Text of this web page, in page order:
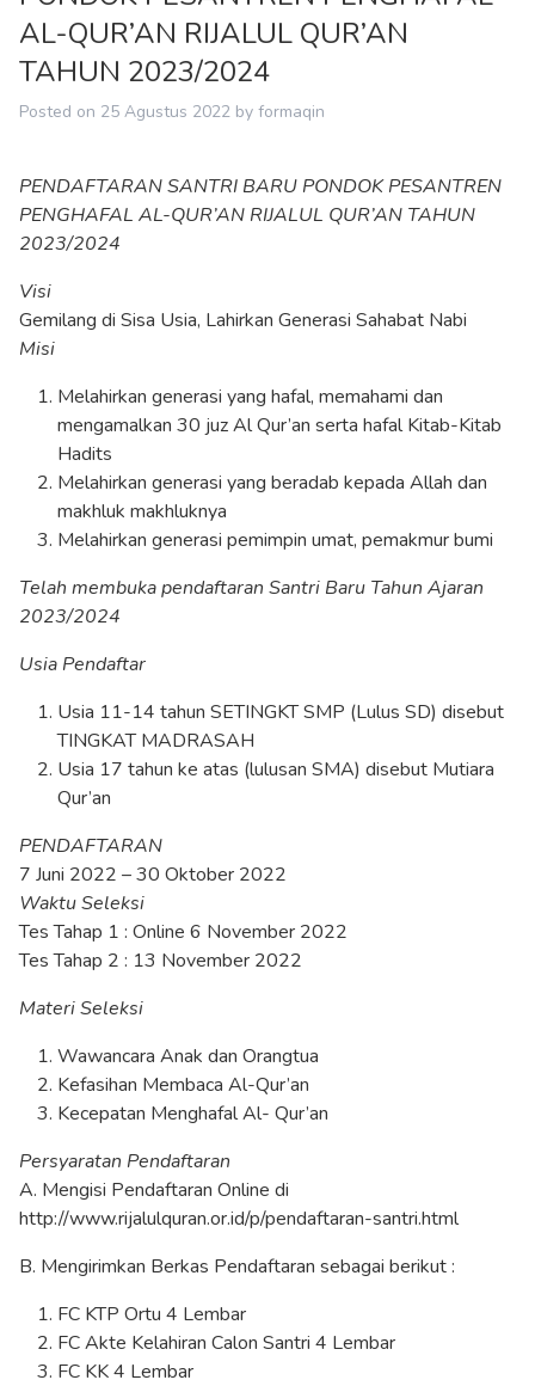
AL-QUR’AN RIJALUL QUR’AN
TAHUN 2023/2024
Posted on 25 Agustus 2022 by formaqin
PENDAFTARAN SANTRI BARU PONDOK PESANTREN
PENGHAFAL AL-QUR’AN RIJALUL QUR’AN TAHUN
2023/2024
Visi
Gemilang di Sisa Usia, Lahirkan Generasi Sahabat Nabi
Misi
Melahirkan generasi yang hafal, memahami dan
mengamalkan 30 juz Al Qur’an serta hafal Kitab-Kitab
Hadits
Melahirkan generasi yang beradab kepada Allah dan
makhluk makhluknya
Melahirkan generasi pemimpin umat, pemakmur bumi
Telah membuka pendaftaran Santri Baru Tahun Ajaran
2023/2024
Usia Pendaftar
Usia 11-14 tahun SETINGKT SMP (Lulus SD) disebut
TINGKAT MADRASAH
Usia 17 tahun ke atas (lulusan SMA) disebut Mutiara
Qur’an
PENDAFTARAN
7 Juni 2022 – 30 Oktober 2022
Waktu Seleksi
Tes Tahap 1 : Online 6 November 2022
Tes Tahap 2 : 13 November 2022
Materi Seleksi
Wawancara Anak dan Orangtua
Kefasihan Membaca Al-Qur’an
Kecepatan Menghafal Al- Qur’an
Persyaratan Pendaftaran
A. Mengisi Pendaftaran Online di
http://www.rijalulquran.or.id/p/pendaftaran-santri.html
B. Mengirimkan Berkas Pendaftaran sebagai berikut :
FC KTP Ortu 4 Lembar
FC Akte Kelahiran Calon Santri 4 Lembar
FC KK 4 Lembar